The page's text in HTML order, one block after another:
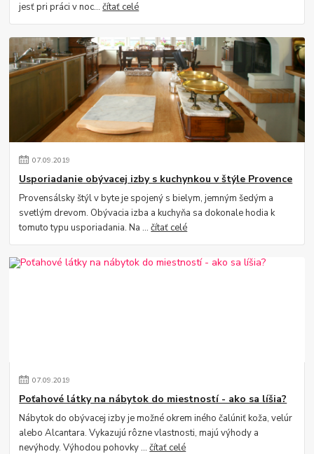
jesť pri práci v noc...čítať celé
07.09.2019
Usporiadanie obývacej izby s kuchynkou v štýle Provence
Provensálsky štýl v byte je spojený s bielym, jemným šedým a
svetlým drevom. Obývacia izba a kuchyňa sa dokonale hodia k
tomuto typu usporiadania. Na ...čítať celé
07.09.2019
Poťahové látky na nábytok do miestností - ako sa líšia?
Nábytok do obývacej izby je možné okrem iného čalúniť koža, velúr
alebo Alcantara. Vykazujú rôzne vlastnosti, majú výhody a
nevýhody. Výhodou pohovky ...čítať celé